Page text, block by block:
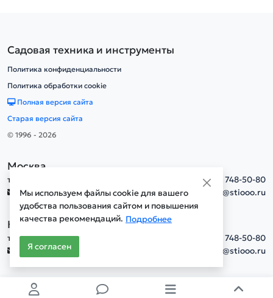
Мы используем файлы cookie для вашего
удобства пользования сайтом и повышения
качества рекомендаций. Подробнее
Я согласен
Садовая техника и инструменты
Политика конфиденциальности
Политика обработки cookie
Полная версия сайта
Старая версия сайта
© 1996 - 2026
Москва
тел.
+7(495) 748-50-80
info@stiooo.ru
Новосибирск
тел.
+7(495) 748-50-80
info@stiooo.ru